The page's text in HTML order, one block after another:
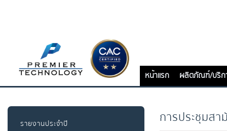
หน้าแรก ผลิตภัณฑ์/บริก
การประชุมส
รายงานประจำปี